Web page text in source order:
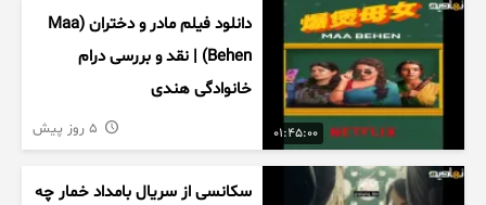
01:45:00
دانلود فیلم مادر و دختران (Maa
Behen) | نقد و بررسی درام
خانوادگی هندی
سکانسی از سریال بامداد خمار چه